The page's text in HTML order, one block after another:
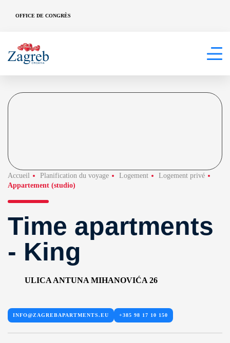
OFFICE DE CONGRÈS
Accueil Planification du voyage Logement
Logement privé
Appartement (studio)
Time apartments
- King
ULICA ANTUNA MIHANOVIĆA 26
INFO@ZAGREBAPARTMENTS.EU +385 98 17 10 150